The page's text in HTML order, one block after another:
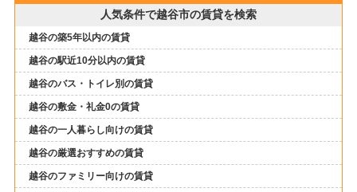
人気条件で越谷市の賃貸を検索
越谷の築5年以内の賃貸
越谷の駅近10分以内の賃貸
越谷のバス・トイレ別の賃貸
越谷の敷金・礼金0の賃貸
越谷の一人暮らし向けの賃貸
越谷の厳選おすすめの賃貸
越谷のファミリー向けの賃貸